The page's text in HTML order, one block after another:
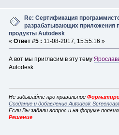
Re: Сертификация
разрабатывающих приложения
продукты Autodesk
« Ответ #5 : 11-08-2017, 15:55:16 »
А вот мы пригласим в эту тему
Autodesk.
Не забывайте про правильное
Создание и добавление Autodesk
Если Вы задали вопрос и на форуме
Решение